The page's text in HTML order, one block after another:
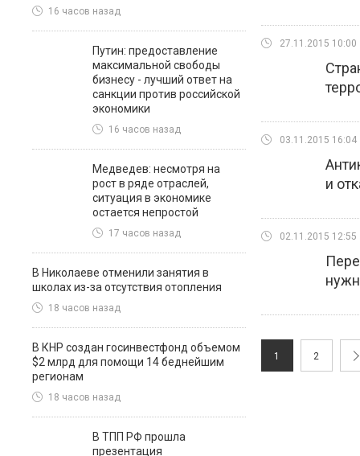
16 часов назад
Путин: предоставление
максимальной свободы
бизнесу - лучший ответ на
санкции против российской
экономики
16 часов назад
Медведев: несмотря на
рост в ряде отраслей,
ситуация в экономике
остается непростой
17 часов назад
В Николаеве отменили занятия в
школах из-за отсутствия отопления
18 часов назад
В КНР создан госинвестфонд объемом
$2 млрд для помощи 14 беднейшим
регионам
18 часов назад
В ТПП РФ прошла
презентация
27.11.2015 10:00
03.11.2015 16:04
и
02.11.2015 12:55
1 2